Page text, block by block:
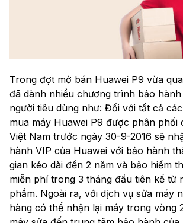
Trong đợt mở bán Huawei P9 vừa
đã dành nhiều chương trình bảo
người tiêu dùng như: Đối với tất cả
mua máy Huawei P9 được phân phối
Việt Nam trước ngày 30-9-2016 sẽ
hành VIP của Huawei với bảo hành
gian kéo dài đến 2 năm và bảo hiểm
miễn phí trong 3 tháng đầu tiên kể từ
phẩm. Ngoài ra, với dịch vụ sửa máy
hàng có thể nhận lại máy trong vòng